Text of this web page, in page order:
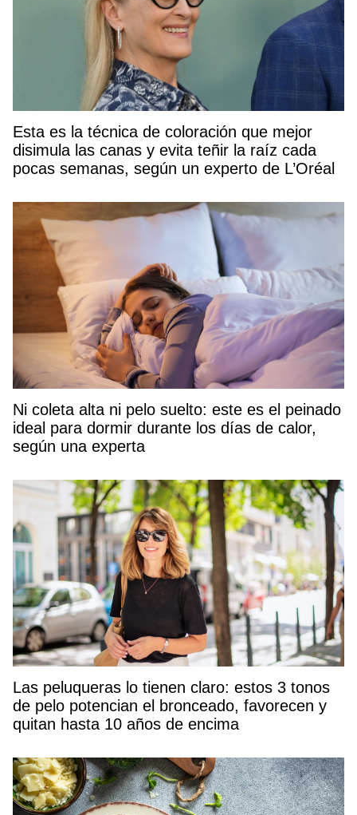
Esta es la técnica de coloración que mejor
disimula las canas y evita teñir la raíz cada
pocas semanas, según un experto de L’Oréal
Ni coleta alta ni pelo suelto: este es el peinado
ideal para dormir durante los días de calor,
según una experta
Las peluqueras lo tienen claro: estos 3 tonos
de pelo potencian el bronceado, favorecen y
quitan hasta 10 años de encima